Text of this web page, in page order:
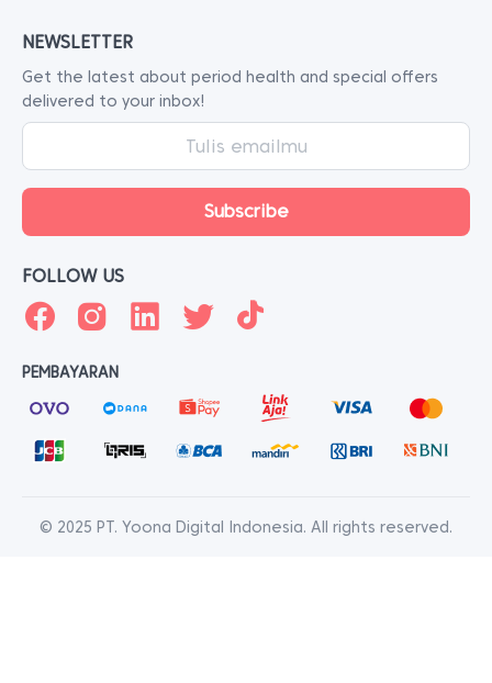
NEWSLETTER
Get the latest about period health and special offers
delivered to your inbox!
FOLLOW US
PEMBAYARAN
© 2025 PT. Yoona Digital Indonesia. All rights reserved.